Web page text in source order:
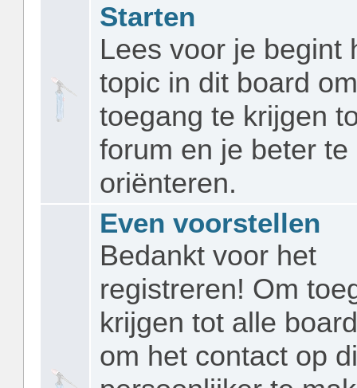
Starten
Lees voor je begint
topic in dit board
toegang te krijgen
forum en je beter te
oriënteren.
Even voorstellen
Bedankt voor het
registreren! Om
krijgen tot alle
om het contact op